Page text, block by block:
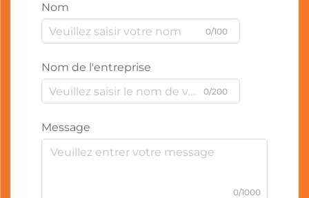
Nom
0/100
Nom de l'entreprise
0/200
Message
0/1000